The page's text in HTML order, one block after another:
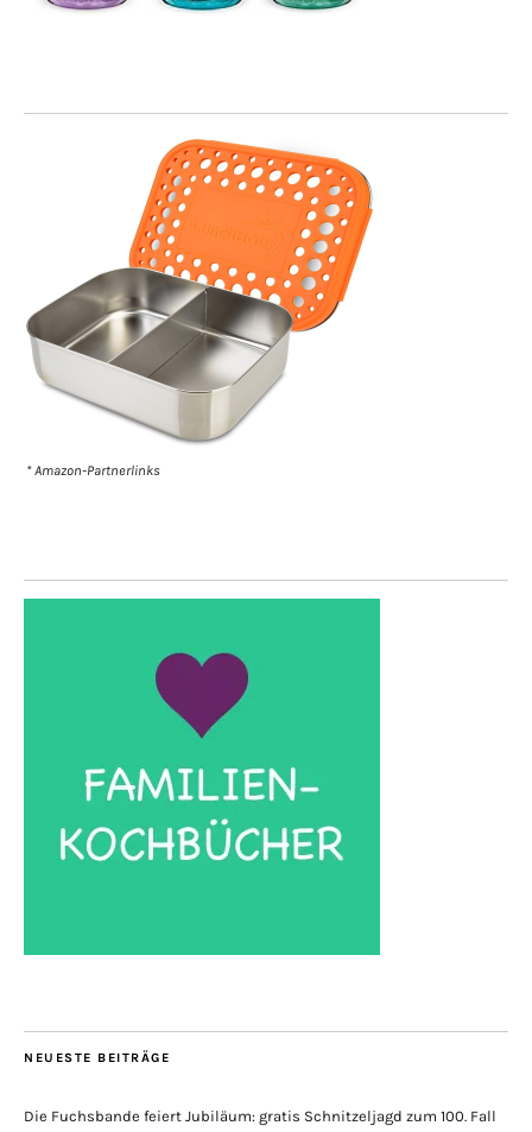
* Amazon-Partnerlinks
NEUESTE BEITRÄGE
Die Fuchsbande feiert Jubiläum: gratis Schnitzeljagd zum 100. Fall